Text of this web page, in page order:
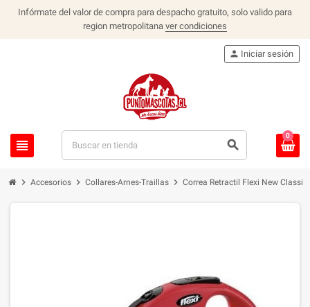
Infórmate del valor de compra para despacho gratuito, solo valido para
region metropolitana ver condiciones
view_headline search
person Iniciar sesión
0
chevron_right Accesorios chevron_right Collares-Arnes-Traillas chevron_right Correa Retractil Flexi New Classic